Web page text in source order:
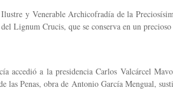
y Venerable Archicofradía de la
Lignum Crucis, que se conserva en un
accedió a la presidencia Carlos Valcárcel
las Penas, obra de Antonio García Mengual,